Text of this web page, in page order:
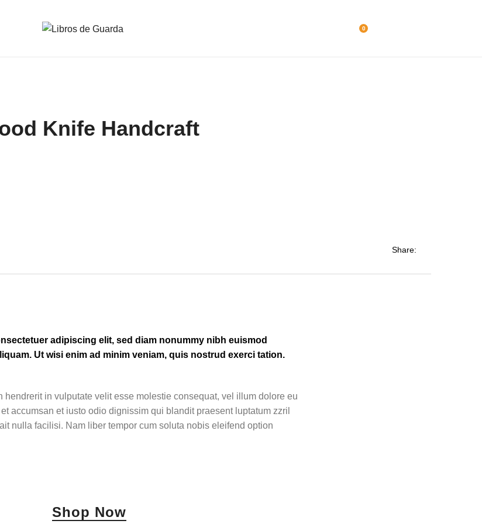
0
Knife Handcraft
Share:
adipiscing elit, sed diam nonummy nibh euismod
Ut wisi enim ad minim veniam, quis nostrud exerci tation.
hendrerit in vulputate velit esse molestie consequat, vel illum dolore eu
accumsan et iusto odio dignissim qui blandit praesent luptatum zzril
nulla facilisi. Nam liber tempor cum soluta nobis eleifend option
Shop Now